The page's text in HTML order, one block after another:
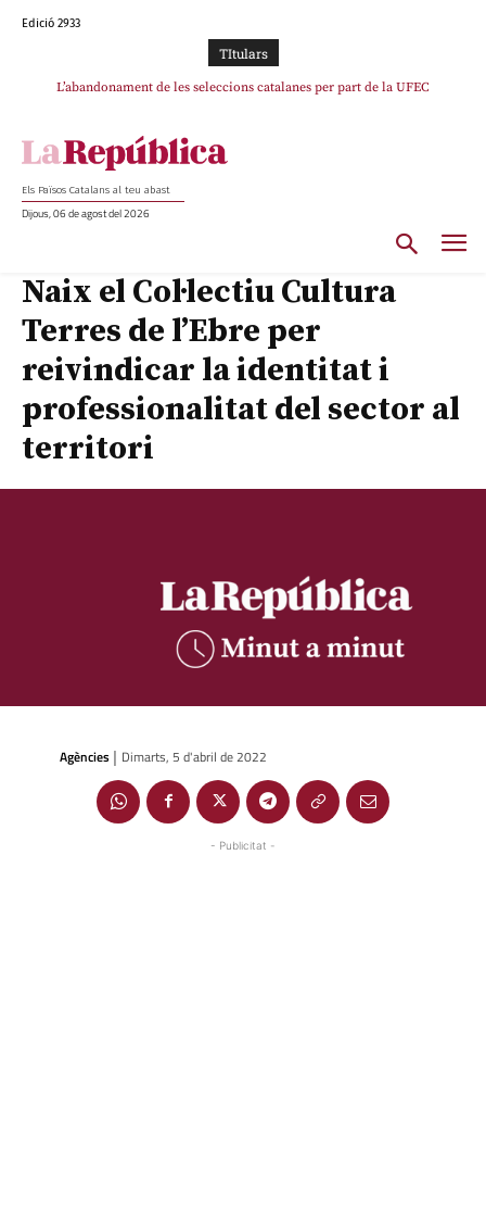
Edició 2933
TItulars
L’abandonament de les seleccions catalanes per part de la UFEC
Els Països Catalans al teu abast
Dijous, 06 de agost del 2026
Naix el Col·lectiu Cultura
Terres de l’Ebre per
reivindicar la identitat i
professionalitat del sector al
territori
Agències | Dimarts, 5 d'abril de 2022
- Publicitat -